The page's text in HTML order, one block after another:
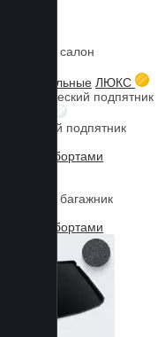
Коврики в салон
3D текстильные ЛЮКС
Металлический подпятник
Резиновый подпятник
3D Eva с бортами
Коврики в багажник
3D Eva с бортами
Главная Каталог товаров
Модель